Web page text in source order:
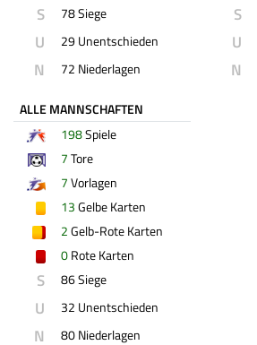
S 78 Siege
U 29 Unentschieden
N 72 Niederlagen
S
U
N
ALLE MANNSCHAFTEN
198Spiele
7Tore
7Vorlagen
13Gelbe Karten
2Gelb-Rote Karten
0Rote Karten
S 86 Siege
U 32 Unentschieden
N 80 Niederlagen